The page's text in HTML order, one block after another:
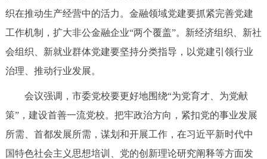
织在推动生产经营中的活力。金融领域党建要抓紧完善党建
工作机制，扩大非公金融企业“两个覆盖”。新经济组织、新社
会组织、新就业群体党建要坚持分类指导，以党建引领行业
治理、推动行业发展。
会议强调，市委党校要更好地围绕“为党育才、为党献
策”，建设首善一流党校。把牢政治方向，紧扣党的事业发展
所需、首都发展所需，谋划和开展工作，在习近平新时代中
国特色社会主义思想培训、党的创新理论研究阐释等方面发